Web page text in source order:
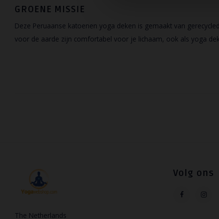
GROENE MISSIE
Deze Peruaanse katoenen yoga deken is gemaakt van
voor de aarde zijn comfortabel voor je lichaam, ook als yoga
The Netherlands
Volg ons